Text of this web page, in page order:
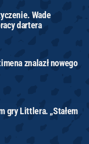
Wade
dartera
znalazł nowego
gry Littlera. „Stałem